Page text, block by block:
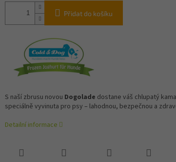
Přidat do košíku
S naší zbrusu novou Dogolade dostane váš chlupatý
speciálně vyvinuta pro psy – lahodnou, bezpečnou a
Detailní informace